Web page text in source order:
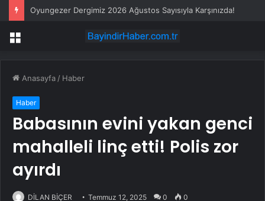
Oyungezer Dergimiz 2026 Ağustos Sayısıyla Karşınızda!
Menü
Anasayfa / Haber
Haber
Babasının evini yakan genci
mahalleli linç etti! Polis zor
ayırdı
DİLAN BİÇER Temmuz 12, 2025 0 0